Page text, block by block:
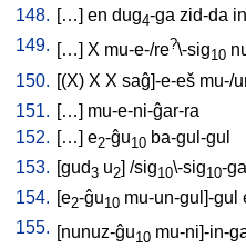
148. […] en dug4-ga zid-da
149. […] X mu-e-/re?\-sig10
150. [(X) X X saĝ]-e-eš mu-/
151. […] mu-e-ni-ĝar-ra
152. […] e2-ĝu10 ba-gul-gul
153. [gud3 u2] /sig10\-sig10-
154. [e2-ĝu10 mu-un-gul]-gul
155. [nunuz-ĝu10 mu-ni]-in-